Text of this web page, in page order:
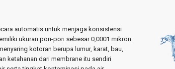
automatis untuk menjaga konsistensi
ukuran pori-pori sebesar 0,0001 mikron.
kotoran berupa lumur, karat, bau,
ketahanan dari membrane itu sendiri